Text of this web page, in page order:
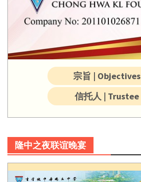
宗旨 | Objectives
信托人 | Trustee
隆中之夜联谊晚宴